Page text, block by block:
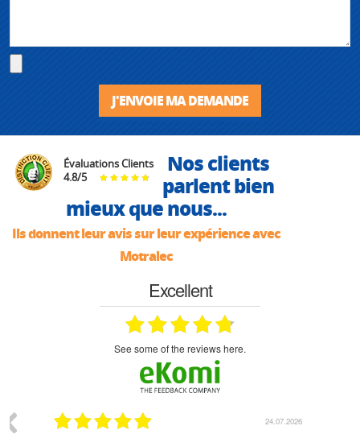
J'ENVOIE MA DEMANDE
Évaluations Clients
4.8/5
Nos clients
parlent bien
mieux que nous...
Ils donnent leur avis sur leur expérience avec
Motralec
Excellent
see some of the reviews here.
24.07.2026